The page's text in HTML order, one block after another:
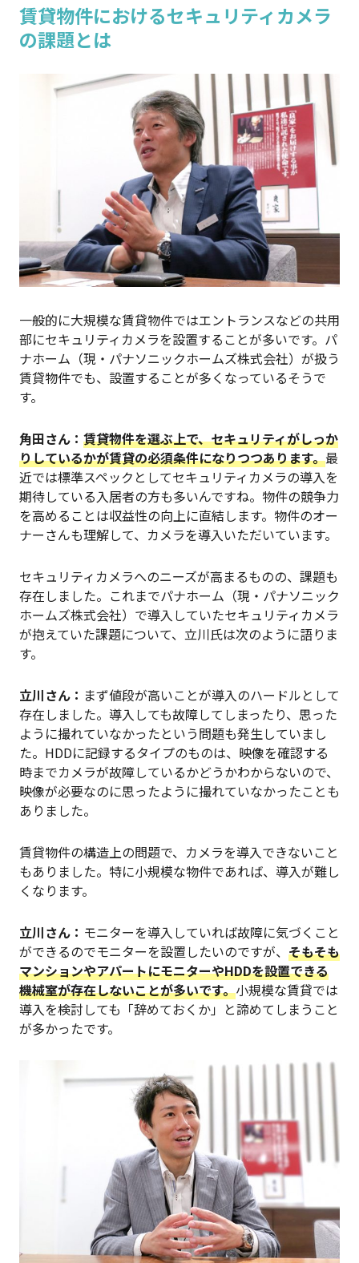
賃貸物件におけるセキュリティカメラ
の課題とは
一般的に大規模な賃貸物件ではエントランスなどの共用
部にセキュリティカメラを設置することが多いです。パ
ナホーム（現・パナソニックホームズ株式会社）が扱う
賃貸物件でも、設置することが多くなっているそうで
す。
角田さん： 賃貸物件を選ぶ上で、セキュリティがしっか
りしているかが賃貸の必須条件になりつつあります。最
近では標準スペックとしてセキュリティカメラの導入を
期待している入居者の方も多いんですね。物件の競争力
を高めることは収益性の向上に直結します。物件のオー
ナーさんも理解して、カメラを導入いただいています。
セキュリティカメラへのニーズが高まるものの、課題も
存在しました。これまでパナホーム（現・パナソニック
ホームズ株式会社）で導入していたセキュリティカメラ
が抱えていた課題について、立川氏は次のように語りま
す。
立川さん： まず値段が高いことが導入のハードルとして
存在しました。導入しても故障してしまったり、思った
ように撮れていなかったという問題も発生していまし
た。HDDに記録するタイプのものは、映像を確認する
時までカメラが故障しているかどうかわからないので、
映像が必要なのに思ったように撮れていなかったことも
ありました。
賃貸物件の構造上の問題で、カメラを導入できないこと
もありました。特に小規模な物件であれば、導入が難し
くなります。
立川さん： モニターを導入していれば故障に気づくこと
ができるのでモニターを設置したいのですが、 そもそも
マンションやアパートにモニターやHDDを設置できる
機械室が存在しないことが多いです。小規模な賃貸では
導入を検討しても「辞めておくか」と諦めてしまうこと
が多かったです。